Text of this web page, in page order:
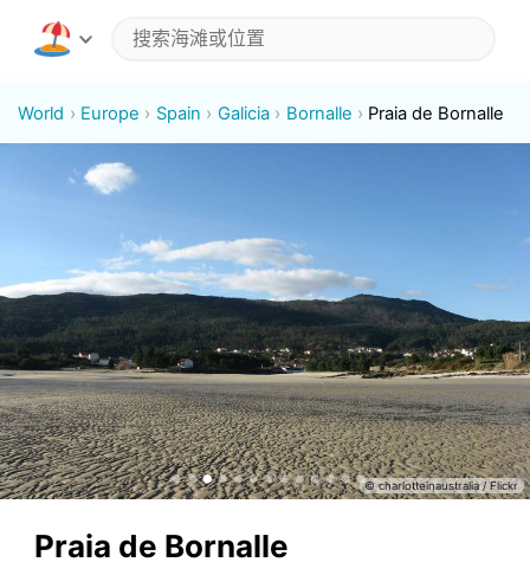
World Europe Spain Galicia Bornalle Praia de Bornalle
Praia de Bornalle